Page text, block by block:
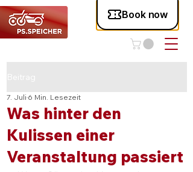
Was hinter den
Kulissen einer
Veranstaltung passiert
7. Juli 6 Min. Lesezeit